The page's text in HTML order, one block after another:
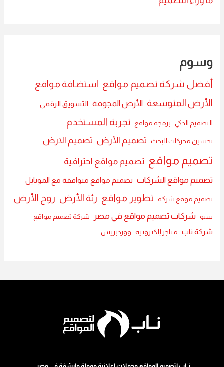
وسوم
أفضل شركة تصميم مواقع استضافة مواقع
الأرض المتوسعة الأرض المجوفة التسويق الرقمي
التصميم الذكي برمجة مواقع تجربة المستخدم
تحسين محركات البحث تصميم الأرض تصميم الارض
تصميم مواقع تصميم مواقع احترافية
تصميم مواقع الشركات تصميم مواقع متوافقة مع الموبايل
تصميم موقع شركة تطوير مواقع رئة الأرض روح الأرض
سيو شركات تصميم مواقع في مصر شركة تصميم مواقع
شركة ناب متاجر إلكترونية ووردبريس